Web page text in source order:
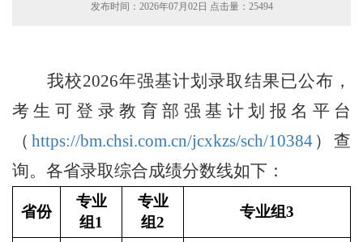
发布时间：2026年07月02日 点击量： 25494
我校2026年强基计划录取结果已公布，
考生可登录教育部强基计划报名平台
（ https://bm.chsi.com.cn/jcxkzs/sch/10384）查
询。各省录取综合成绩分数线如下：
省份
专业
组1
专业
组2
专业组3